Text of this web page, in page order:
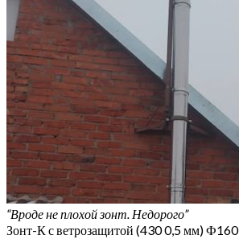
“Вроде не плохой зонт. Недорого”
Зонт-К с ветрозащитой (430 0,5 мм) Ф160